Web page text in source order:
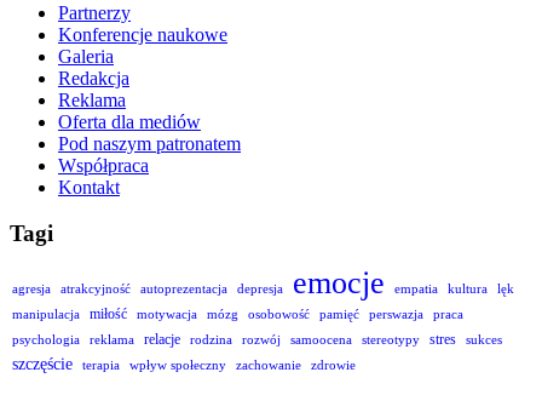
Partnerzy
Konferencje naukowe
Galeria
Redakcja
Reklama
Oferta dla mediów
Pod naszym patronatem
Współpraca
Kontakt
Tagi
agresja atrakcyjność autoprezentacja depresja emocje empatia kultura
lęk
manipulacja
miłość motywacja mózg osobowość pamięć perswazja
praca
psychologia
reklama relacje rodzina rozwój samoocena stereotypy stres sukces
szczęście terapia wpływ społeczny zachowanie zdrowie